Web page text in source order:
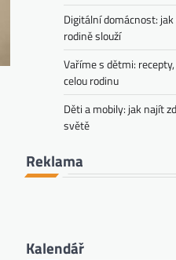
Digitální domácnost:
rodině slouží
Vaříme s dětmi:
celou rodinu
Děti a mobily: jak najít
světě
Reklama
Kalendář